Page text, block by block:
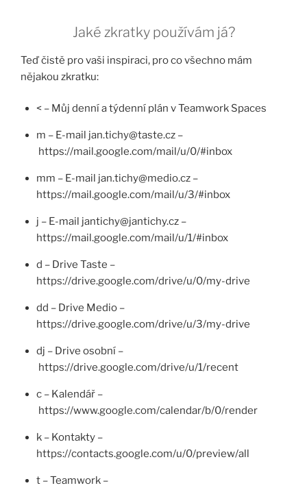
Jaké zkratky používám já?
Teď čistě pro vaši inspiraci, pro co všechno mám
nějakou zkratku:
< – Můj denní a týdenní plán v Teamwork Spaces
m – E-mail jan.tichy@taste.cz –
https://mail.google.com/mail/u/0/#inbox
mm – E-mail jan.tichy@medio.cz –
https://mail.google.com/mail/u/3/#inbox
j – E-mail jantichy@jantichy.cz –
https://mail.google.com/mail/u/1/#inbox
d – Drive Taste –
https://drive.google.com/drive/u/0/my-drive
dd – Drive Medio –
https://drive.google.com/drive/u/3/my-drive
dj – Drive osobní –
https://drive.google.com/drive/u/1/recent
c – Kalendář –
https://www.google.com/calendar/b/0/render
k – Kontakty –
https://contacts.google.com/u/0/preview/all
t – Teamwork –